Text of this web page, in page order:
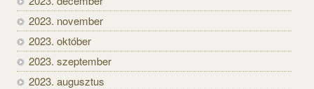
2023. november
2023. október
2023. szeptember
2023. augusztus